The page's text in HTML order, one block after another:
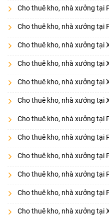
Cho thuê kho, nhà xưởng tại
Cho thuê kho, nhà xưởng tại
Cho thuê kho, nhà xưởng tại
Cho thuê kho, nhà xưởng tại
Cho thuê kho, nhà xưởng tại
Cho thuê kho, nhà xưởng tại
Cho thuê kho, nhà xưởng tại
Cho thuê kho, nhà xưởng tại
Cho thuê kho, nhà xưởng tại
Cho thuê kho, nhà xưởng tại
Cho thuê kho, nhà xưởng tại
Cho thuê kho, nhà xưởng tại